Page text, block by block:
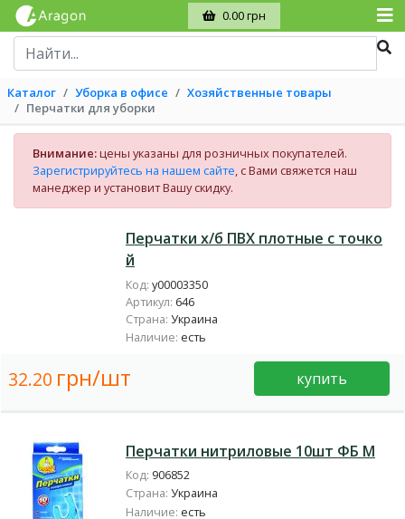
0.00 грн
Каталог Уборка в офисе
Хозяйственные товары
Перчатки для уборки
Внимание:цены указаны для розничных покупателей.
Зарегистрируйтесь на нашем сайте, с Вами свяжется наш
манеджер и установит Вашу скидку.
Перчатки х/б ПВХ плотные с точко
й
Код: у00003350
Артикул: 646
Страна: Украина
Наличие: есть
32.20 грн/шт купить
Перчатки нитриловые 10шт ФБ М
Код: 906852
Страна: Украина
Наличие: есть